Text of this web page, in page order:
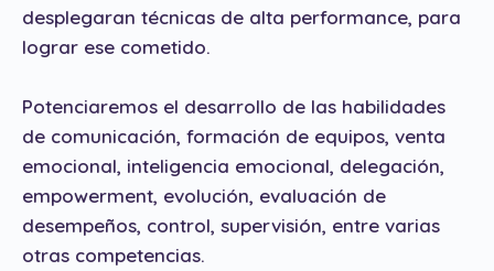
desplegaran técnicas de alta performance, para
lograr ese cometido.
Potenciaremos el desarrollo de las habilidades
de comunicación, formación de equipos, venta
emocional, inteligencia emocional, delegación,
empowerment, evolución, evaluación de
desempeños, control, supervisión, entre varias
otras competencias.